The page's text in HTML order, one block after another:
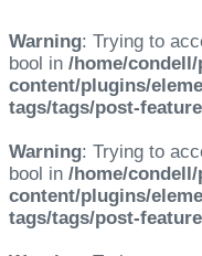
Warning: Trying to
bool in /home/
content/plugins/
tags/tags/post-
Warning: Trying to
bool in /home/
content/plugins/
tags/tags/post-